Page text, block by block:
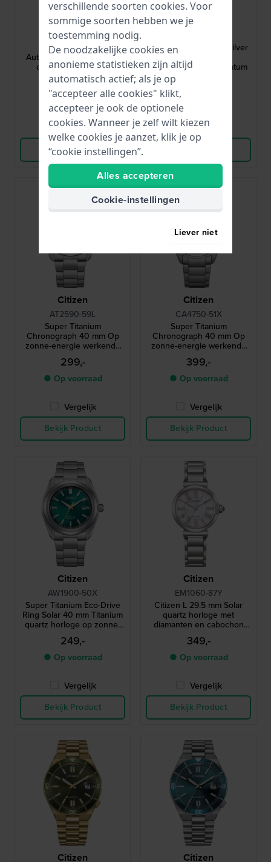
Citizen
NJ0151-88X
Tsuyosa 40 mm
Automatisch horloge met
datum vergrootglas
299,-
● Op voorraad
Vergelijk
Bekijk Product
Citizen
EW2210-53E 33 mm Zilver
& Zwart Titanium
Dameshorloge met Datum
€ 269,-
● Op voorraad
Vergelijk
Citizen
AT2590-59L
Super Titanium
Chronograph 40 mm Op
zonne-energie werkende
titanium quartz chronograaf
met datum
299,-
● Op voorraad
Vergelijk
Bekijk Product
Citizen
CA4750-51X
Super Titanium
Chronograph 40 mm Op
zonne-energie werkende
titanium quartz chronograaf
met datum
399,-
● Op voorraad
Vergelijk
Bekijk Product
Citizen
AW1900-50X
Super Titanium Eco-Drive
Ring Solar 40 mm Titanium
quartz horloge op zonne-
energie met datum
249,-
● Op voorraad
Vergelijk
Bekijk Product
Citizen
EM1060-87Y
Citizen L 29.5 mm Solar
quartz horloge met
diamanten en cabochon
kroon
349,-
● Op voorraad
Vergelijk
Bekijk Product
Citizen Citizen
verschillende soorten cookies. Voor
sommige soorten hebben we je
toestemming nodig.
De noodzakelijke cookies en
anonieme statistieken zijn altijd
automatisch actief; als je op
"accepteer alle cookies" klikt,
accepteer je ook de optionele
cookies. Wanneer je zelf wilt kiezen
welke cookies je aanzet, klik je op
“cookie instellingen”.
Alles accepteren
Cookie-instellingen
Liever niet